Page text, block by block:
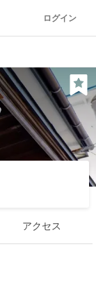
ログイン
アクセス